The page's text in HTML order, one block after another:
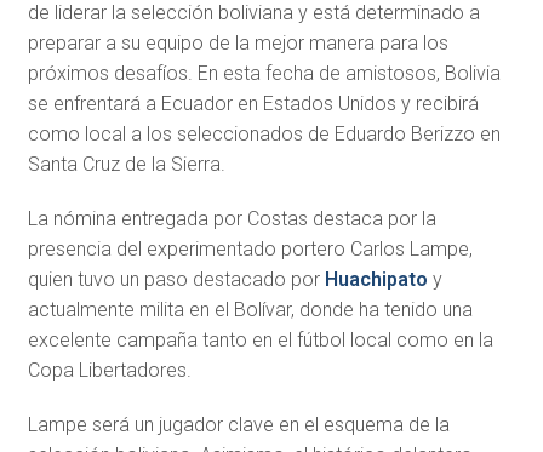
de liderar la selección boliviana y está determinado a
preparar a su equipo de la mejor manera para los
próximos desafíos. En esta fecha de amistosos, Bolivia
se enfrentará a Ecuador en Estados Unidos y recibirá
como local a los seleccionados de Eduardo Berizzo en
Santa Cruz de la Sierra.
La nómina entregada por Costas destaca por la
presencia del experimentado portero Carlos Lampe,
quien tuvo un paso destacado por Huachipato y
actualmente milita en el Bolívar, donde ha tenido una
excelente campaña tanto en el fútbol local como en la
Copa Libertadores.
Lampe será un jugador clave en el esquema de la